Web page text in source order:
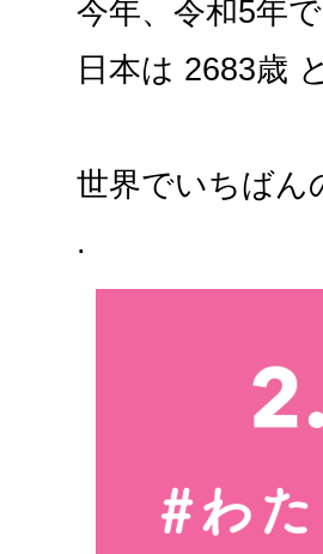
今年、令和5年で
日本は 2683歳
世界でいちばん
.